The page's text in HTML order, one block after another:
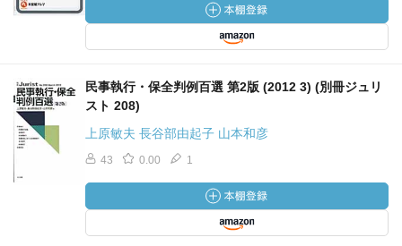
民事執行・保全判例百選 第2版 (2012 3) (別冊ジュリ
スト 208)
上原敏夫 長谷部由起子 山本和彦
43 0.00 1